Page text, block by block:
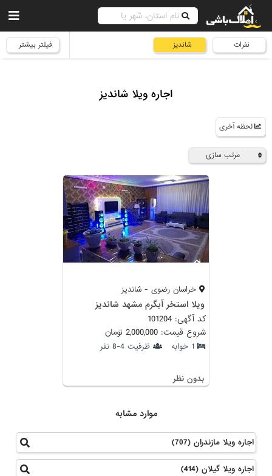
نفرات شاندیز فیلتر بیشتر
اجاره ویلا شاندیز
لحظه آخری
مرتب سازی
خراسان رضوی - شاندیز
ویلا استخر آبگرم مشهد شاندیز
کد آگهی: 101204
شروع قیمت: 2,000,000 تومان
1 خوابه ظرفیت 4-8 نفر
بدون نظر
موارد مشابه
اجاره ویلا مازندران (707)
اجاره ویلا گیلان (414)